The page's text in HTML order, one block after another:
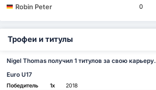
Robin Peter 0
Трофеи и титулы
Nigel Thomas получил 1 титулов за свою карьеру.
Euro U17
Победитель 1x 2018